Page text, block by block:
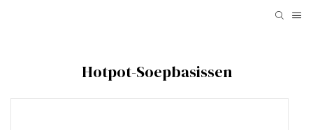
Hotpot-Soepbasissen